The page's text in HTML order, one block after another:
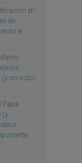
en
de
el
(y no sólo)
Papa
(y